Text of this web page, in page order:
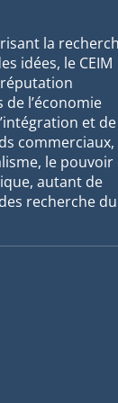
la
idées, le CEIM
l’économie
et de
commerciaux,
le pouvoir
autant de
recherche du